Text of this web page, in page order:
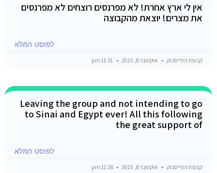
אין לי ארץ אחרת! לא מפרנסים רוצחים לא מפרנסים
את מצרים! יוצאת מהקבוצה
לפוסט המלא
קבוצת הפייסבוק אוקטובר 8, 2023
Leaving the group and not intending to go
to Sinai and Egypt ever! All this following
the great support of
לפוסט המלא
קבוצת הפייסבוק אוקטובר 8, 2023